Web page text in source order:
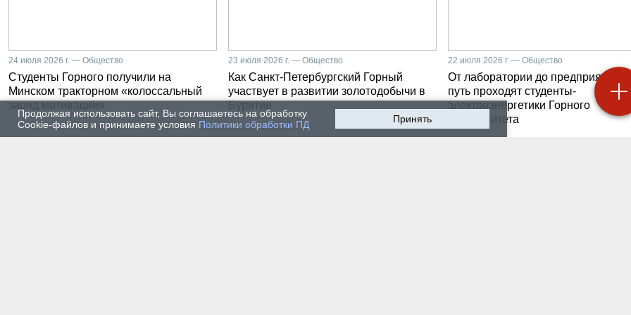
Продолжая использовать сайт, Вы соглашаетесь на обработку
Cookie-файлов и принимаете условия Политики обработки ПД Принять
24 июля 2026 г. — Общество
Студенты Горного получили на
Минском тракторном «колоссальный
заряд мотивации»
23 июля 2026 г. — Общество
Как Санкт-Петербургский Горный
участвует в развитии золотодобычи в
Бурятии
22 июля 2026 г. — Общество
От лаборатории до предприятия:
путь проходят студенты-
электроэнергетики Горного
университета